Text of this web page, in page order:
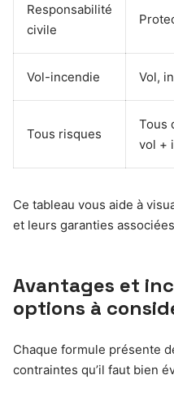
Responsabilité
civile
Vol-incendie Vol,
Tous risques
Tous
vol +
Ce tableau vous aide à
et leurs garanties
Avantages et
options à
Chaque formule présente
contraintes qu’il faut bien